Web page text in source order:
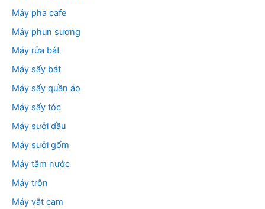
Máy pha cafe
Máy phun sương
Máy rửa bát
Máy sấy bát
Máy sấy quần áo
Máy sấy tóc
Máy sưởi dầu
Máy sưởi gốm
Máy tăm nước
Máy trộn
Máy vắt cam